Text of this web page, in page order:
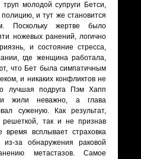
молодой супруги Бетси,
и тут же становится
Поскольку жертве было
ножевых ранений, логично
и состояние стресса,
где женщина работала,
что Бет была симпатичным
и никаких конфликтов не
лучшая подруга Пэм Хапп
жили неважно, а глава
суженую. Как результат,
решеткой, так и не признав
всплывает страховка
за обнаружения раковой
метастазов. Самое